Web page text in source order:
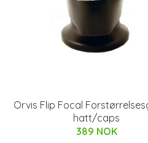
Orvis Flip Focal
hatt/caps
389 NOK